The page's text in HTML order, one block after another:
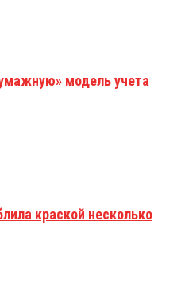
модель учета
краской несколько